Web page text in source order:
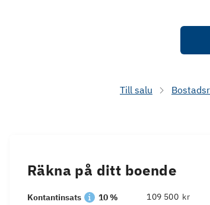
Till salu
Räkna på ditt boende
Kontantinsats 10 % kr